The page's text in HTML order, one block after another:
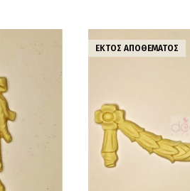
ΕΚΤΌΣ ΑΠΟΘΈΜΑΤΟΣ